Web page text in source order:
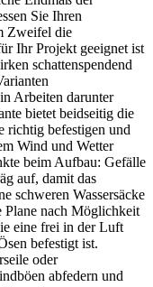
Sie Ihren
Zweifel die
Ihr Projekt geeignet ist
schattenspendend
Arbeiten darunter
bietet beidseitig die
richtig befestigen und
Wind und Wetter
beim Aufbau: Gefälle
auf, damit das
schweren Wassersäcke
Plane nach Möglichkeit
eine frei in der Luft
befestigt ist.
oder
abfedern und